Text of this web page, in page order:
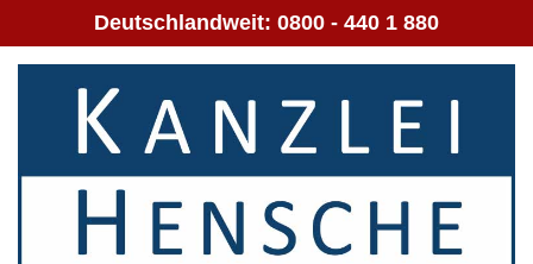
Deutschlandweit: 0800 - 440 1 880